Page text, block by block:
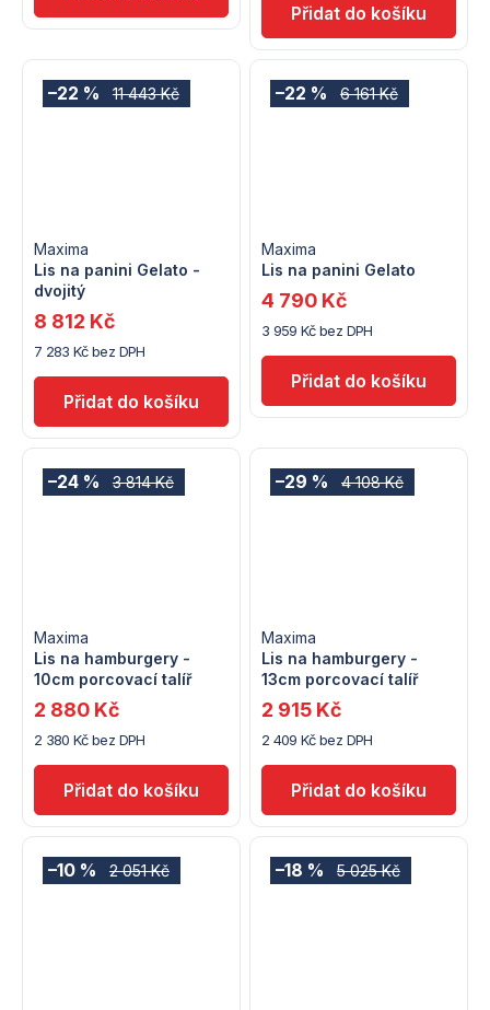
11 443 Kč
–22 %
Lis na panini Gelato -
dvojitý
Maxima
7 283 Kč bez DPH
8 812 Kč
6 161 Kč
–22 %
Lis na panini Gelato
Maxima
3 959 Kč bez DPH
4 790 Kč
3 814 Kč
–24 %
Lis na hamburgery -
10cm porcovací talíř
Maxima
2 380 Kč bez DPH
2 880 Kč
4 108 Kč
–29 %
Lis na hamburgery -
13cm porcovací talíř
Maxima
2 409 Kč bez DPH
2 915 Kč
2 051 Kč
–10 % 5 025 Kč
–18 %